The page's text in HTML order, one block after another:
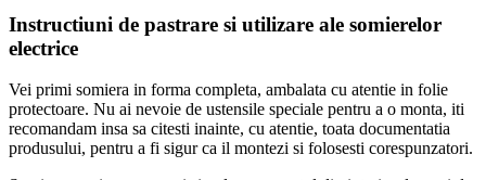
Instructiuni de pastrare si utilizare ale somierelor
electrice
Vei primi somiera in forma completa, ambalata cu atentie in folie
protectoare. Nu ai nevoie de ustensile speciale pentru a o monta, iti
recomandam insa sa citesti inainte, cu atentie, toata documentatia
produsului, pentru a fi sigur ca il montezi si folosesti corespunzatori.